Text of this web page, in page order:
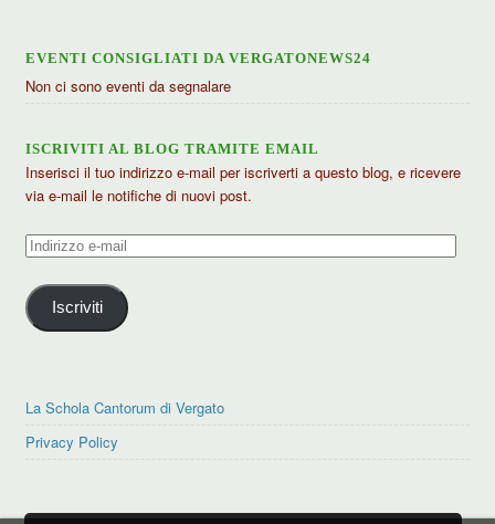
EVENTI CONSIGLIATI DA VERGATONEWS24
Non ci sono eventi da segnalare
ISCRIVITI AL BLOG TRAMITE EMAIL
Inserisci il tuo indirizzo e-mail per iscriverti a questo blog, e ricevere
via e-mail le notifiche di nuovi post.
Indirizzo
mail
Iscriviti
La Schola Cantorum di Vergato
Privacy Policy